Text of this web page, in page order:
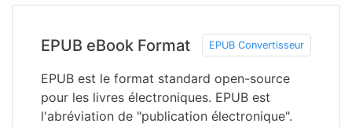
EPUB eBook Format EPUB Convertisseur
EPUB est le format standard open-source
pour les livres électroniques. EPUB est
l'abréviation de "publication électronique".